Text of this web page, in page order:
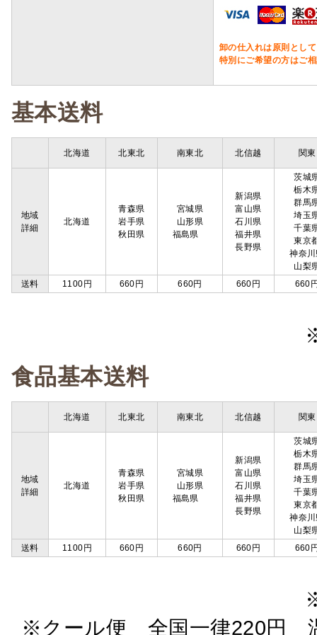
卸の仕入れは原則とし
特別にご希望の方はご
基本送料
北海道 北東北 南東北 北信越 関東
地域
詳細
北海道
青森県
岩手県
秋田県
宮城県
山形県
福島県
新潟県
富山県
石川県
福井県
長野県
茨城
栃木
群馬
埼玉
千葉
東京
神奈
山梨
送料
1100円 660円 660円 660円 660
食品基本送料
北海道 北東北 南東北 北信越 関東
地域
詳細
北海道
青森県
岩手県
秋田県
宮城県
山形県
福島県
新潟県
富山県
石川県
福井県
長野県
茨城
栃木
群馬
埼玉
千葉
東京
神奈
山梨
送料
1100円 660円 660円 660円 660
※クール便 全国一律220円